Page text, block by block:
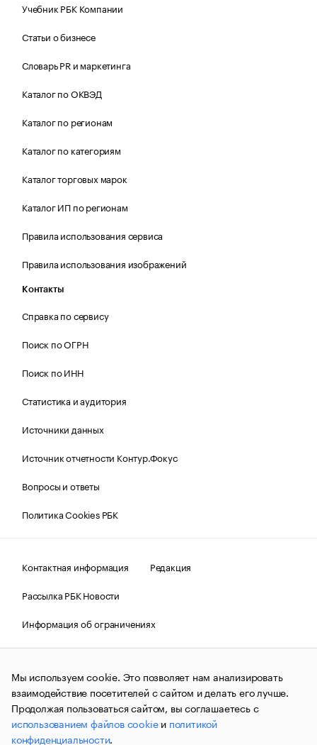
Учебник РБК Компании
Статьи о бизнесе
Словарь PR и маркетинга
Каталог по ОКВЭД
Каталог по регионам
Каталог по категориям
Каталог торговых марок
Каталог ИП по регионам
Правила использования сервиса
Правила использования изображений
Контакты
Справка по сервису
Поиск по ОГРН
Поиск по ИНН
Статистика и аудитория
Источники данных
Источник отчетности Контур.Фокус
Вопросы и ответы
Политика Cookies РБК
Контактная информация
Редакция
Рассылка РБК Новости
Информация об ограничениях
Правовая информация
О соблюдении авторских прав
© АО «РОСБИЗНЕСКОНСАЛТИНГ»,1995–2026.Сообщения
и материалы информационного агентства «РБК»
(зарегистрировано Федеральной службой по надзору в сфере
связи, информационных технологий и массовых
коммуникаций (Роскомнадзор) 09.12.2015 за номером ИА
№ФС77-63848) сопровождаются пометкой «РБК». Отдельные
Мы используем cookie. Это позволяет нам анализировать
взаимодействие посетителей с сайтом и делать его лучше.
Продолжая пользоваться сайтом, вы соглашаетесь с
использованием файлов cookieи политикой
конфиденциальности.